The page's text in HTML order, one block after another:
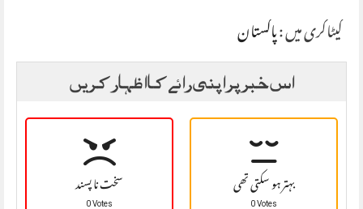
کیٹاگری میں :پاکستان
اس خبر پر اپنی رائے کا اظہار کریں
سخت نا پسند
0 Votes بہتر ہو سکتی تھی
0 Votes